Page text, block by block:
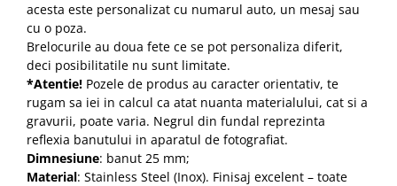
acesta este personalizat cu numarul auto, un mesaj sau
cu o poza.
Brelocurile au doua fete ce se pot personaliza diferit,
deci posibilitatile nu sunt limitate.
*Atentie! Pozele de produs au caracter orientativ, te
rugam sa iei in calcul ca atat nuanta materialului, cat si a
gravurii, poate varia. Negrul din fundal reprezinta
reflexia banutului in aparatul de fotografiat.
Dimnesiune: banut 25 mm;
Material: Stainless Steel (Inox). Finisaj excelent – toate